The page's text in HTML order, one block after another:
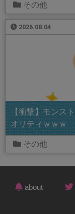
その他
2026.08.04
【衝撃】モンス
オリティｗｗｗ
その他
about